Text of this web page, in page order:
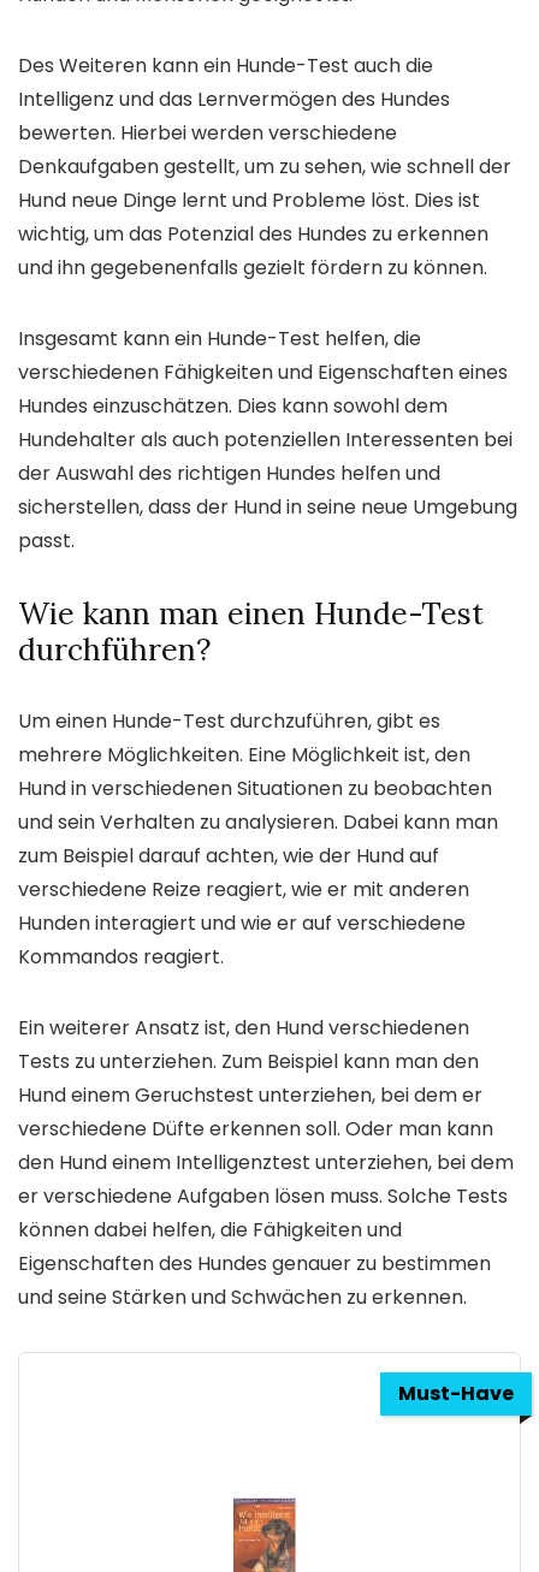
Des Weiteren kann ein Hunde-Test auch die
Intelligenz und das Lernvermögen des Hundes
bewerten. Hierbei werden verschiedene
Denkaufgaben gestellt, um zu sehen, wie schnell der
Hund neue Dinge lernt und Probleme löst. Dies ist
wichtig, um das Potenzial des Hundes zu erkennen
und ihn gegebenenfalls gezielt fördern zu können.
Insgesamt kann ein Hunde-Test helfen, die
verschiedenen Fähigkeiten und Eigenschaften eines
Hundes einzuschätzen. Dies kann sowohl dem
Hundehalter als auch potenziellen Interessenten bei
der Auswahl des richtigen Hundes helfen und
sicherstellen, dass der Hund in seine neue Umgebung
passt.
Wie kann man einen Hunde-Test
durchführen?
Um einen Hunde-Test durchzuführen, gibt es
mehrere Möglichkeiten. Eine Möglichkeit ist, den
Hund in verschiedenen Situationen zu beobachten
und sein Verhalten zu analysieren. Dabei kann man
zum Beispiel darauf achten, wie der Hund auf
verschiedene Reize reagiert, wie er mit anderen
Hunden interagiert und wie er auf verschiedene
Kommandos reagiert.
Ein weiterer Ansatz ist, den Hund verschiedenen
Tests zu unterziehen. Zum Beispiel kann man den
Hund einem Geruchstest unterziehen, bei dem er
verschiedene Düfte erkennen soll. Oder man kann
den Hund einem Intelligenztest unterziehen, bei dem
er verschiedene Aufgaben lösen muss. Solche Tests
können dabei helfen, die Fähigkeiten und
Eigenschaften des Hundes genauer zu bestimmen
und seine Stärken und Schwächen zu erkennen.
Must-Have